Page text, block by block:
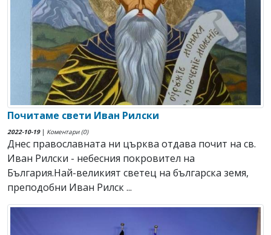
Почитаме свети Иван Рилски
2022-10-19| Коментари (0)
Днес православната ни църква отдава почит на св.
Иван Рилски - небесния покровител на
България.Най-великият светец на българска земя,
преподобни Иван Рилск ...